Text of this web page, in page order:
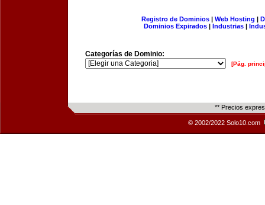
Registro de Dominios| Web Hosting |
Dominios Expirados | Industrias |
Categorías de Dominio:
[Pág.
** Precios
© 2002/2022 Solo10.com